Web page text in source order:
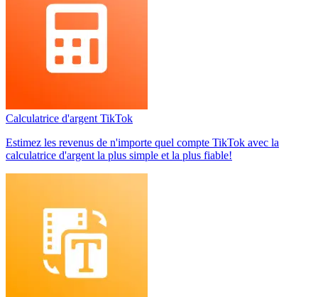
Calculatrice d'argent TikTok
Estimez les revenus de n'importe quel compte TikTok avec la
calculatrice d'argent la plus simple et la plus fiable!